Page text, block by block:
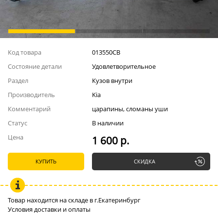
Код товара
013550СВ
Состояние детали
Удовлетворительное
Раздел
Кузов внутри
Производитель
Kia
Комментарий
царапины, сломаны уши
Статус
В наличии
Цена
1 600 р.
КУПИТЬ СКИДКА
Товар находится на складе в г.Екатеринбург
Условия доставки и оплаты